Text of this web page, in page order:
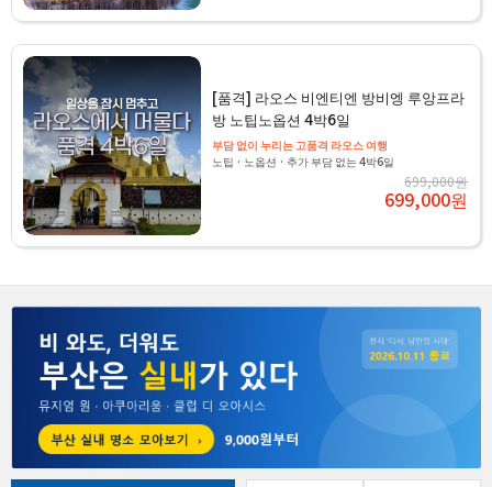
[품격] 라오스 비엔티엔 방비엥 루앙프라
방 노팁노옵션 4박6일
부담 없이 누리는 고품격 라오스 여행
노팁 · 노옵션 · 추가 부담 없는 4박6일
699,000원
699,000원